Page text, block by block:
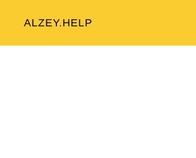
ALZEY.HELP